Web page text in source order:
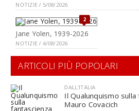
NOTIZIE / 5/08/2026
2
Jane Yolen, 1939-2026
NOTIZIE / 4/08/2026
ARTICOLI PIÙ POPOLARI
DALL'ITALIA
Il Qualunquismo
Mauro Covacich